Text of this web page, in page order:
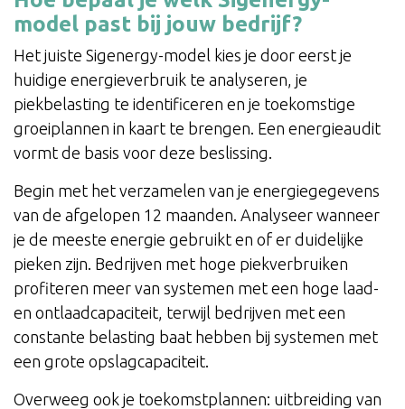
model past bij jouw bedrijf?
Het juiste Sigenergy-model kies je door eerst je
huidige energieverbruik te analyseren, je
piekbelasting te identificeren en je toekomstige
groeiplannen in kaart te brengen. Een energieaudit
vormt de basis voor deze beslissing.
Begin met het verzamelen van je energiegegevens
van de afgelopen 12 maanden. Analyseer wanneer
je de meeste energie gebruikt en of er duidelijke
pieken zijn. Bedrijven met hoge piekverbruiken
profiteren meer van systemen met een hoge laad-
en ontlaadcapaciteit, terwijl bedrijven met een
constante belasting baat hebben bij systemen met
een grote opslagcapaciteit.
Overweeg ook je toekomstplannen: uitbreiding van